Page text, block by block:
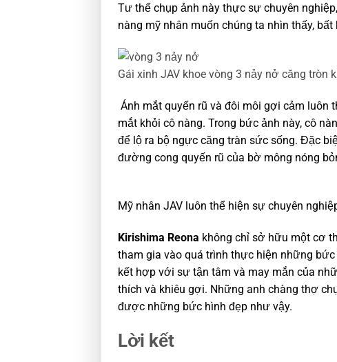
Tư thế chụp ảnh này thực sự chuyên
nàng mỹ nhân muốn chúng ta nhìn thấy,
Gái xinh JAV khoe vòng 3 nảy nở căng
Ánh mắt quyến rũ và đôi môi gợi cảm luôn
mắt khỏi cô nàng. Trong bức ảnh này, cô
để lộ ra bộ ngực căng tràn sức sống. Đặc
đường cong quyến rũ của bờ mông nóng
Mỹ nhân JAV luôn thể hiện sự chuyên
Kirishima Reona không chỉ sở hữu một cơ
tham gia vào quá trình thực hiện những
kết hợp với sự tận tâm và may mắn của
thích và khiêu gợi. Những anh chàng thợ
được những bức hình đẹp như vậy.
Lời kết